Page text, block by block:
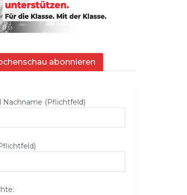
abonnieren
Nachname (Pflichtfeld)